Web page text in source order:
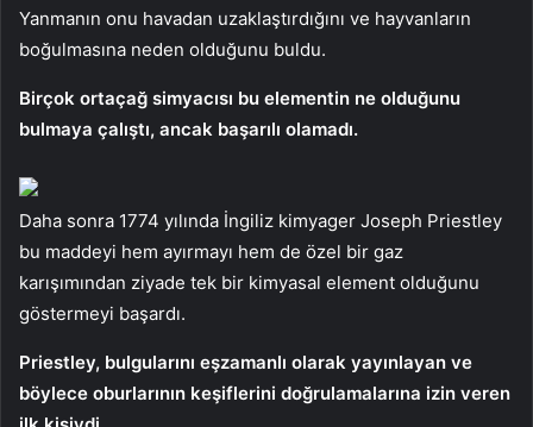
Yanmanın onu havadan uzaklaştırdığını ve hayvanların
boğulmasına neden olduğunu buldu.
Birçok ortaçağ simyacısı bu elementin ne olduğunu
bulmaya çalıştı, ancak başarılı olamadı.
Daha sonra 1774 yılında İngiliz kimyager Joseph Priestley
bu maddeyi hem ayırmayı hem de özel bir gaz
karışımından ziyade tek bir kimyasal element olduğunu
göstermeyi başardı.
Priestley, bulgularını eşzamanlı olarak yayınlayan ve
böylece oburlarının keşiflerini doğrulamalarına izin veren